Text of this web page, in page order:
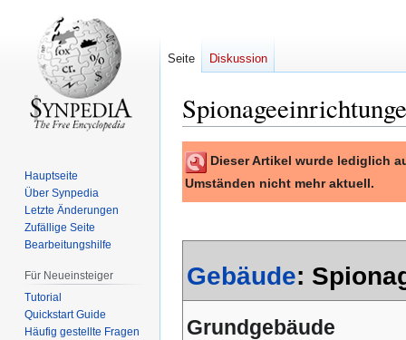
Zur
Navigation
springen
Zur
Suche
springen
Dieser Artikel wurde lediglich
Umständen nicht mehr aktuell.
Gebäude:
Grundgebäude
Seite Diskussion
Hauptseite
Über Synpedia
Letzte Änderungen
Zufällige Seite
Bearbeitungshilfe
Für Neueinsteiger
Tutorial
Quickstart Guide
Häufig gestellte Fragen